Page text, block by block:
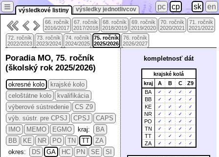
výsledkové listiny výsledky jednotlivcov
≡ pc cp sk en
66. ročník
2016/2017
67. ročník
2017/2018
68. ročník
2018/2019
69. ročník
2019/2020
70. ročník
2020/2021
71. ročník
2021/2022
72. ročník
2022/2023
73. ročník
2023/2024
74. ročník
2024/2025
75. ročník
2025/2026
76. ročník
2026/2027
kompletnosť dát
krajské kolá
kraj
A B C
Z9
BA
✓ ✓ ✓ ✓
BB ✓ ✓ ✓ ✓
KE ✓ ✓ ✓ ✓
NR ✓ ✓ ✓ ✓
PO ✓ ✓ ✓ ✓
TN ✓ ✓ ✓ ✓
TT ✓ ✓ ✓ ✓
ZA ✓ ✓ ✓ ✓
Poradia MO, 75. ročník
(školský rok 2025/2026)
okresné kolo
krajské kolo
celoštátne kolo
kvalifikácia
výberové sústredenie
CS Z9
výb. sústr. pre CPSJ
CPSJ
CAPS
IMO
MEMO EGMO kraj:
BA
BB
KE NR PO TN TT
ZA
okres:
DS GA HC PN SE
SI